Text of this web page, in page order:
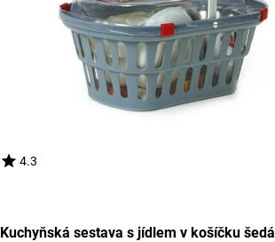
4.3
Kuchyňská sestava s jídlem v košíčku šedá